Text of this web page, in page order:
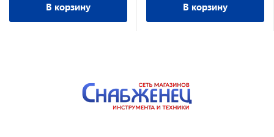
В корзину В корзину